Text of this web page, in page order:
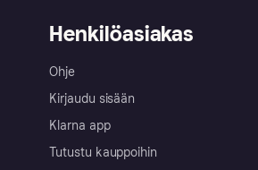
Henkilöasiakas
Ohje
Kirjaudu sisään
Klarna app
Tutustu kauppoihin